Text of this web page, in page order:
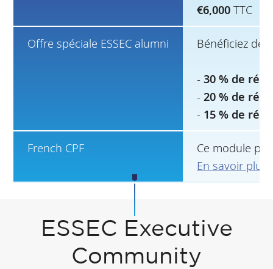
€6,000 TTC
Offre spéciale ESSEC alumni Bénéficiez de
-30 % de
-20 % de
- 15 % de
French CPF
Ce module
En savoir plus
ESSEC Executive
Community